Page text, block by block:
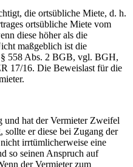
die ortsübliche Miete, d. h.
ortsübliche Miete vom
diese höher als die
maßgeblich ist die
558 Abs. 2 BGB, vgl. BGH,
17/16. Die Beweislast für die
und hat der Vermieter Zweifel
er diese bei Zugang der
irrtümlicherweise eine
so seinen Anspruch auf
der Vermieter zum